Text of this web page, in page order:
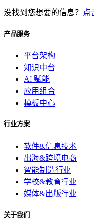
没找到您想要的信息？ 点
产品服务
平台架构
知识中台
AI 赋能
应用组合
模板中心
行业方案
软件&信息技术
出海&跨境电商
智能制造行业
学校&教育行业
媒体&出版行业
关于我们